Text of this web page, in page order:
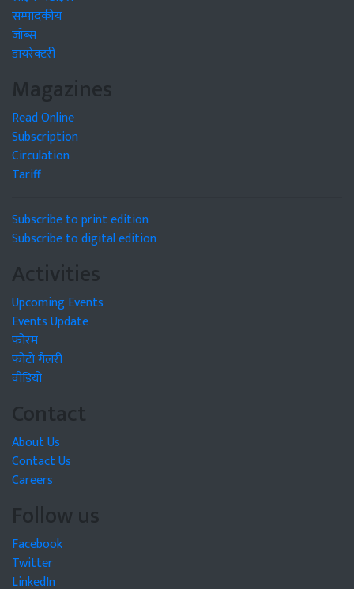
सम्पादकीय
जॉब्स
डायरेक्टरी
Magazines
Read Online
Subscription
Circulation
Tariff
Subscribe to print edition
Subscribe to digital edition
Activities
Upcoming Events
Events Update
फोरम
फोटो गैलरी
वीडियो
Contact
About Us
Contact Us
Careers
Follow us
Facebook
Twitter
LinkedIn